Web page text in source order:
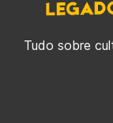
Tudo sobre